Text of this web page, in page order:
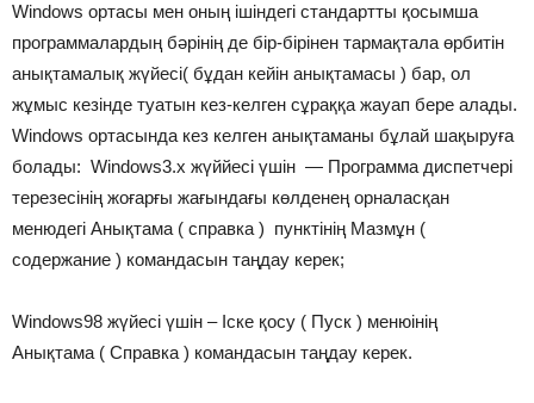
Windows ортасы мен оның ішіндегі стандартты қосымша
программалардың бәрінің де бір-бірінен тармақтала өрбитін
анықтамалық жүйесі( бұдан кейін анықтамасы ) бар, ол
жұмыс кезінде туатын кез-келген сұраққа жауап бере алады.
Windows ортасында кез келген анықтаманы бұлай шақыруға
болады: Windows3.x жүййесі үшін — Программа диспетчері
терезесінің жоғарғы жағындағы көлденең орналасқан
менюдегі Анықтама ( справка ) пунктінің Мазмұн (
содержание ) командасын таңдау керек;
Windows98 жүйесі үшін – Іске қосу ( Пуск ) менюінің
Анықтама ( Справка ) командасын таңдау керек.